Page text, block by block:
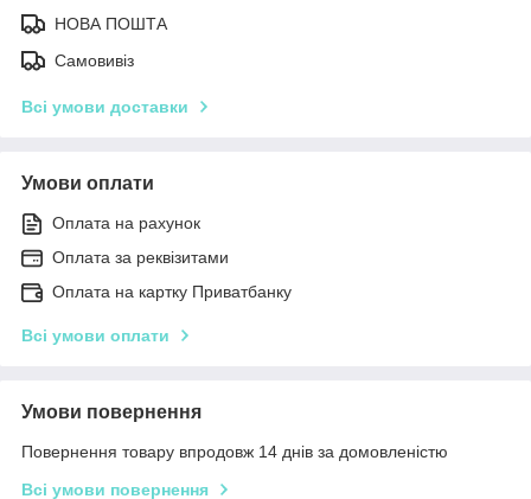
НОВА ПОШТА
Самовивіз
Всі умови доставки
Умови оплати
Оплата на рахунок
Оплата за реквізитами
Оплата на картку Приватбанку
Всі умови оплати
Умови повернення
Повернення товару впродовж 14 днів за домовленістю
Всі умови повернення